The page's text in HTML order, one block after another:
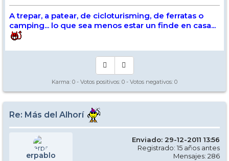
A trepar, a patear, de cicloturisming, de ferratas o
camping... lo que sea menos estar un finde en casa...
Karma: 0 - Votos positivos: 0 - Votos negativos: 0
Re: Más del Alhorí
erpablo
Enviado: 29-12-2011 13:56
Registrado: 15 años antes
Mensajes: 286